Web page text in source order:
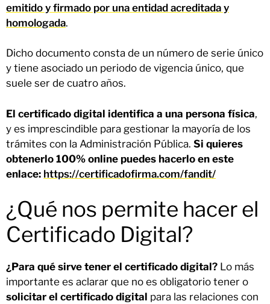
emitido y firmado por una entidad acreditada y
homologada.
Dicho documento consta de un número de serie único
y tiene asociado un periodo de vigencia único, que
suele ser de cuatro años.
El certificado digital identifica a una persona física,
y es imprescindible para gestionar la mayoría de los
trámites con la Administración Pública. Si quieres
obtenerlo 100% online puedes hacerlo en este
enlace: https://certificadofirma.com/fandit/
¿Qué nos permite hacer el
Certificado Digital?
¿Para qué sirve tener el certificado digital? Lo más
importante es aclarar que no es obligatorio tener o
solicitar el certificado digital para las relaciones con